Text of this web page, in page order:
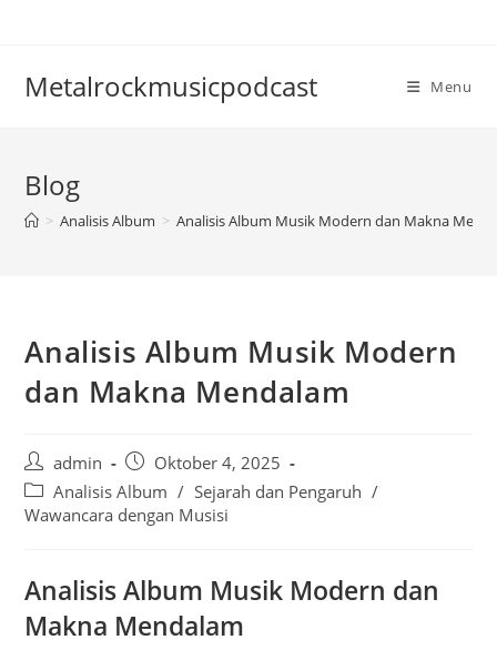
Metalrockmusicpodcast Menu
Blog
> Analisis Album > Analisis Album Musik Modern dan Makna
Analisis Album Musik Modern
dan Makna Mendalam
Post
author:
admin
Post
published:
Oktober 4, 2025
Post
category:
Analisis Album / Sejarah dan Pengaruh /
Wawancara dengan Musisi
Analisis Album Musik Modern dan
Makna Mendalam